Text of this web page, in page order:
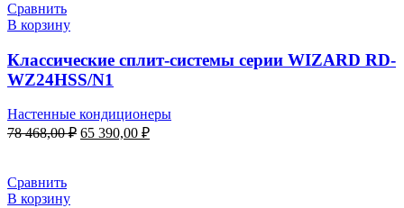
Сравнить
В корзину
Классические сплит-системы серии WIZARD RD-
WZ24HSS/N1
Настенные кондиционеры
78 468,00₽ Первоначальная
65 390,00 ₽Текущая
Сравнить
В корзину